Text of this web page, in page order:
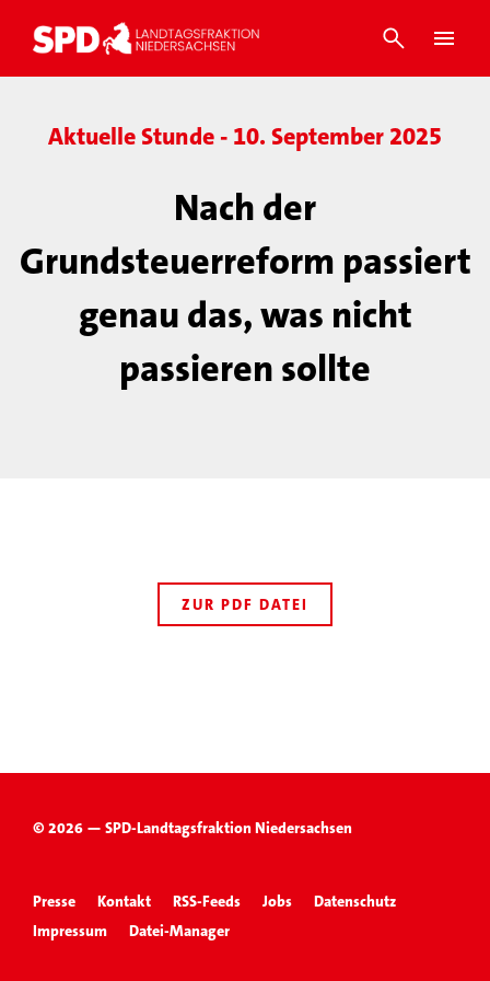
Aktuelle Stunde - 10. September 2025
Nach der
Grundsteuerreform passiert
genau das, was nicht
passieren sollte
ZUR PDF DATEI
© 2026 — SPD-Landtagsfraktion Niedersachsen
Presse Kontakt RSS-Feeds Jobs
Datenschutz
Impressum
Datei-Manager